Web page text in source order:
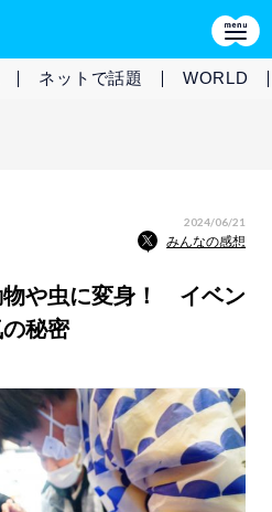
ネットで話題 WORLD
2024/06/21
みんなの感想
物や虫に変身！ イベン
の秘密